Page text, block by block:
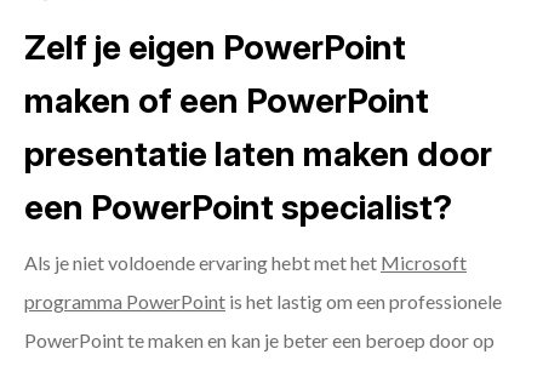
Zelf je eigen PowerPoint
maken of een PowerPoint
presentatie laten maken door
een PowerPoint specialist?
Als je niet voldoende ervaring hebt met het Microsoft
programma PowerPoint is het lastig om een professionele
PowerPoint te maken en kan je beter een beroep door op